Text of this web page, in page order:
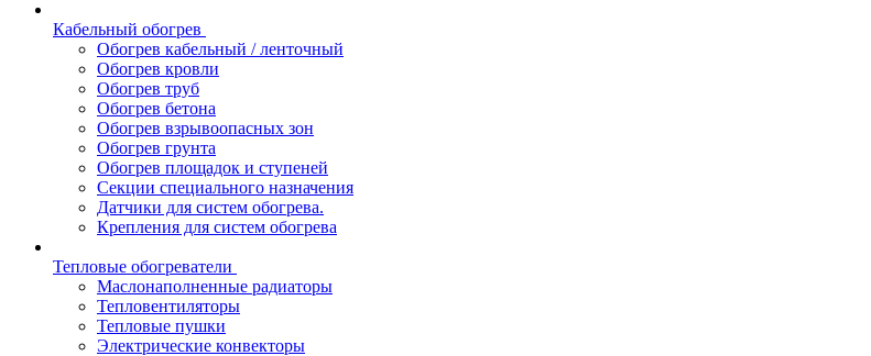
Кабельный обогрев
Обогрев кабельный / ленточный
Обогрев кровли
Обогрев труб
Обогрев бетона
Обогрев взрывоопасных зон
Обогрев грунта
Обогрев площадок и ступеней
Секции специального назначения
Датчики для систем обогрева.
Крепления для систем обогрева
Тепловые обогреватели
Маслонаполненные радиаторы
Тепловентиляторы
Тепловые пушки
Электрические конвекторы